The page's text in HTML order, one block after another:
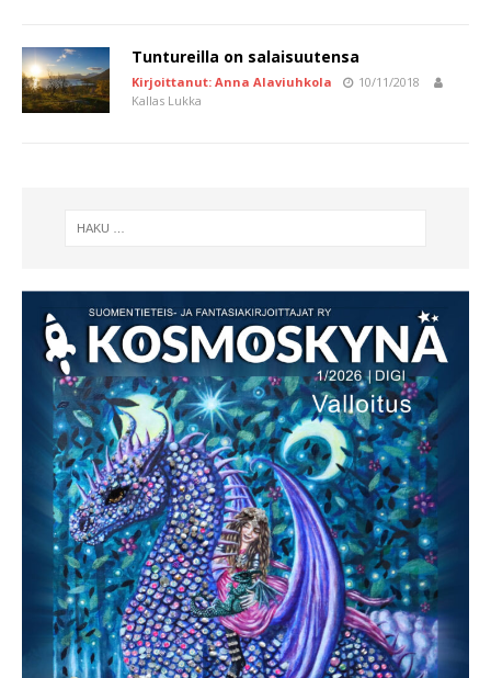
Tuntureilla on salaisuutensa
Kirjoittanut: Anna Alaviuhkola
10/11/2018
Kallas Lukka